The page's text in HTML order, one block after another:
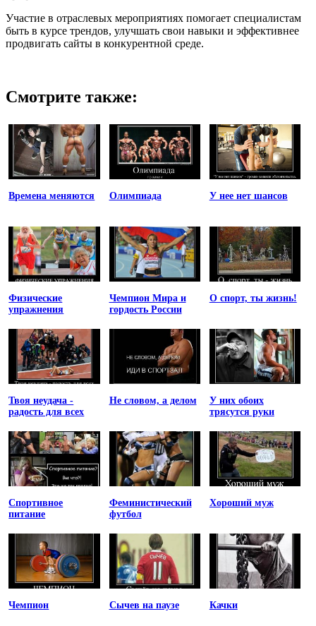
Участие в отраслевых мероприятиях помогает специалистам
быть в курсе трендов, улучшать свои навыки и эффективнее
продвигать сайты в конкурентной среде.
Смотрите также:
Времена меняются Олимпиада У нее нет шансов
Физические
упражнения
Чемпион Мира и
гордость России
О спорт, ты жизнь!
Твоя неудача -
радость для всех
Не словом, а делом
У них обоих
трясутся руки
Спортивное
питание
Феминистический
футбол
Хороший муж
Чемпион Сычев на паузе Качки